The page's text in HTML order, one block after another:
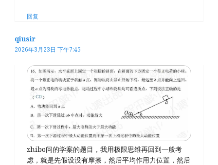
回复
qiusir
2026年3月23日 下午7:45
zhibo问的学案的题目，我用极限思维再回到一般考
虑，就是先假设没有摩擦，然后平均作用力位置，然后